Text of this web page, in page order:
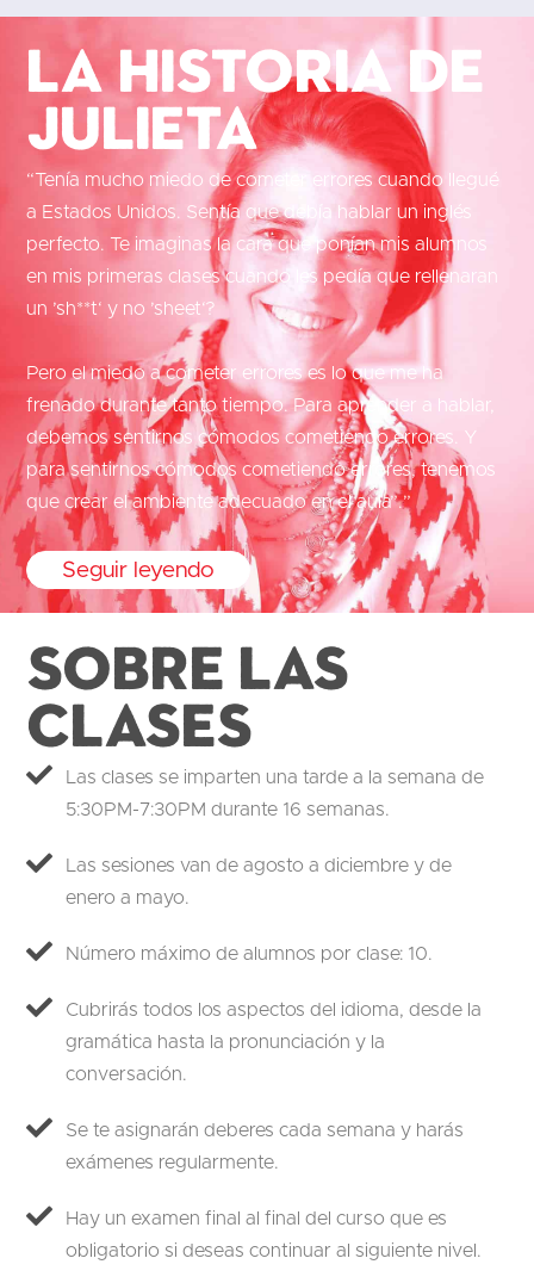
La historia de
Julieta
“Tenía mucho miedo de cometer errores cuando llegué
a Estados Unidos. Sentía que debía hablar un inglés
perfecto. Te imaginas la cara que ponían mis alumnos
en mis primeras clases cuando les pedía que rellenaran
un ’sh**t‘ y no ’sheet‘?
Pero el miedo a cometer errores es lo que me ha
frenado durante tanto tiempo. Para aprender a hablar,
debemos sentirnos cómodos cometiendo errores. Y
para sentirnos cómodos cometiendo errores, tenemos
que crear el ambiente adecuado en el aula”.”
Seguir leyendo
Sobre las
clases
Las clases se imparten una tarde a la semana de
5:30PM-7:30PM durante 16 semanas.
Las sesiones van de agosto a diciembre y de
enero a mayo.
Número máximo de alumnos por clase: 10.
Cubrirás todos los aspectos del idioma, desde la
gramática hasta la pronunciación y la
conversación.
Se te asignarán deberes cada semana y harás
exámenes regularmente.
Hay un examen final al final del curso que es
obligatorio si deseas continuar al siguiente nivel.